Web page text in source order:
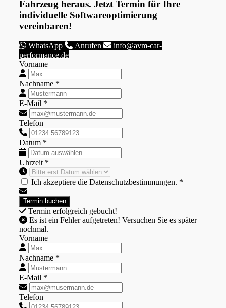
Fahrzeug heraus. Jetzt Termin für Ihre
individuelle Softwareoptimierung
vereinbaren!
WhatsApp Anrufen
info@avm-car-
performance.de
Vorname
Nachname *
E-Mail *
Telefon
Datum *
Uhrzeit *
Ich akzeptiere die Datenschutzbestimmungen. *
Termin erfolgreich gebucht!
nochmal.
Vorname
Nachname *
E-Mail *
Telefon